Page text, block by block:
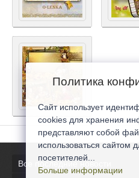
Все последние новости
Политика
Сайт использует
cookies для хранения
представляют собой
использоваться сайтом
посетителей...
Больше информации